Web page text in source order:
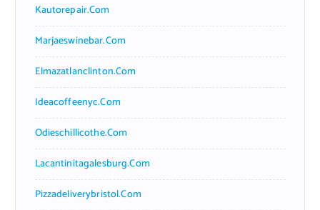
Kautorepair.com
Marjaeswinebar.com
Elmazatlanclinton.com
Ideacoffeenyc.com
Odieschillicothe.com
Lacantinitagalesburg.com
Pizzadeliverybristol.com